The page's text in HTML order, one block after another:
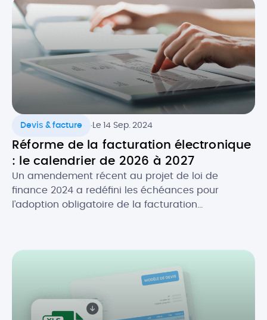
Devis & facture .Le 14 Sep. 2024
Réforme de la facturation électronique
: le calendrier de 2026 à 2027
Un amendement récent au projet de loi de
finance 2024 a redéfini les échéances pour
l’adoption obligatoire de la facturation
la réforme de la facture électronique pour les
entreprises en France s’appliquera désormais à
partir du 1er septembre 2026. Quel est […]